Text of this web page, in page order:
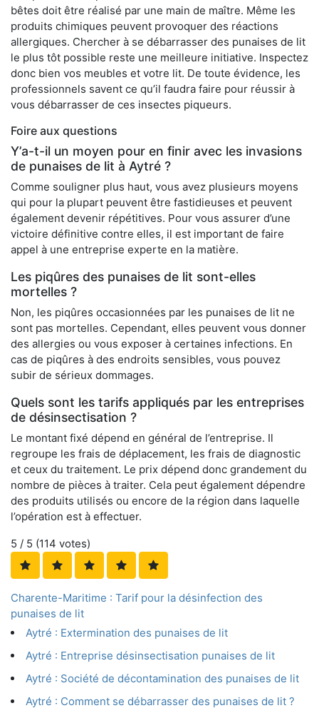
bêtes doit être réalisé par une main de maître. Même les
produits chimiques peuvent provoquer des réactions
allergiques. Chercher à se débarrasser des punaises de lit
le plus tôt possible reste une meilleure initiative. Inspectez
donc bien vos meubles et votre lit. De toute évidence, les
professionnels savent ce qu’il faudra faire pour réussir à
vous débarrasser de ces insectes piqueurs.
Foire aux questions
Y’a-t-il un moyen pour en finir avec les invasions
de punaises de lit à Aytré ?
Comme souligner plus haut, vous avez plusieurs moyens
qui pour la plupart peuvent être fastidieuses et peuvent
également devenir répétitives. Pour vous assurer d’une
victoire définitive contre elles, il est important de faire
appel à une entreprise experte en la matière.
Les piqûres des punaises de lit sont-elles
mortelles ?
Non, les piqûres occasionnées par les punaises de lit ne
sont pas mortelles. Cependant, elles peuvent vous donner
des allergies ou vous exposer à certaines infections. En
cas de piqûres à des endroits sensibles, vous pouvez
subir de sérieux dommages.
Quels sont les tarifs appliqués par les entreprises
de désinsectisation ?
Le montant fixé dépend en général de l’entreprise. Il
regroupe les frais de déplacement, les frais de diagnostic
et ceux du traitement. Le prix dépend donc grandement du
nombre de pièces à traiter. Cela peut également dépendre
des produits utilisés ou encore de la région dans laquelle
l’opération est à effectuer.
5 / 5 (114 votes)
Charente-Maritime : Tarif pour la désinfection des
punaises de lit
Aytré : Extermination des punaises de lit
Aytré : Entreprise désinsectisation punaises de lit
Aytré : Société de décontamination des punaises de lit
Aytré : Comment se débarrasser des punaises de lit ?